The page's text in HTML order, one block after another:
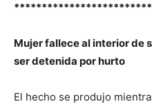
Mujer fallece al interior de
ser detenida por hurto
El hecho se produjo